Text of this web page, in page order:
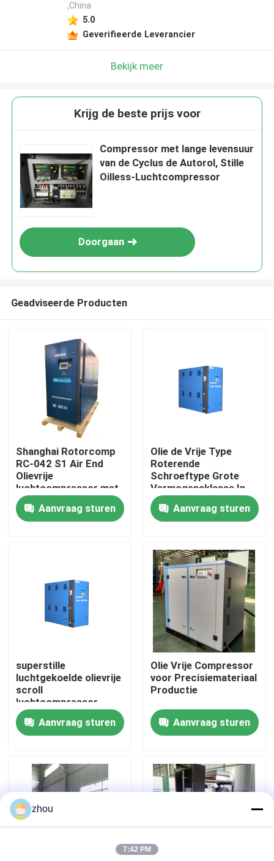
Huis
Videos
Ongeveer ons
Fabrieksreis
Kwaliteitscontrole
Contacteer ons
Nieuws
Gevallen
Verzoek om een Citaat
,China
5.0
Geverifieerde Leverancier
Bekijk meer
Krijg de beste prijs voor
Compressor met lange levensuur
van de Cyclus de Autorol, Stille
Oilless-Luchtcompressor
Doorgaan
Geadviseerde Producten
Shanghai Rotorcomp
RC-042 S1 Air End
Olievrije
luchtcompressor met
2890 Min Motor
SpeedAanvraag sturen
Olie de Vrije Type
Roterende
Schroeftype Grote
Vermogensklasse In
twee stadia van de
Luchtcompressor
Aanvraag sturen
superstille
luchtgekoelde olievrije
scroll
luchtcompressor
Aanvraag sturen
Olie Vrije Compressor
voor Precisiemateriaal
Productie
Aanvraag sturen
zhou
7:42 PM